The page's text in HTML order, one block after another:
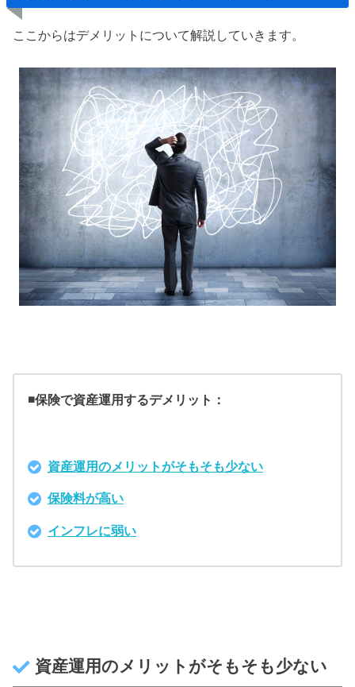
ここからはデメリットについて解説していきます。
◾️保険で資産運用するデメリット：
資産運用のメリットがそもそも少ない
保険料が高い
インフレに弱い
資産運用のメリットがそもそも少ない